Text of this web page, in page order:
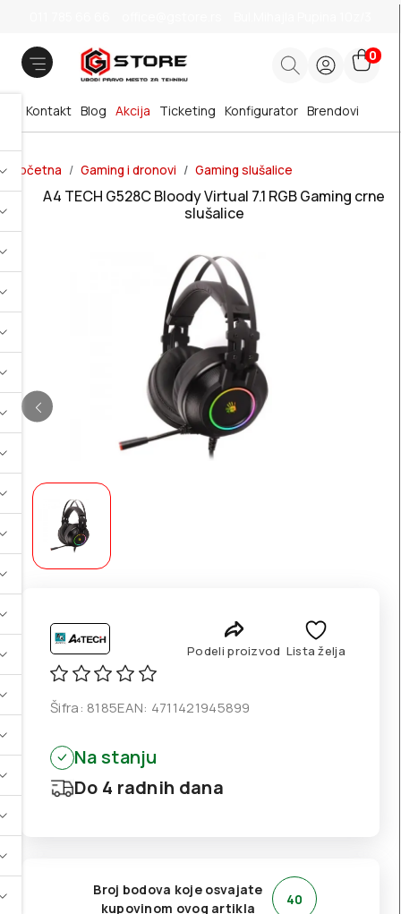
0
Brendovi
Blog Akcija
Kontakt Ticketing Konfigurator
Početna Gaming i dronovi Gaming slušalice
A4 TECH G528C Bloody Virtual 7.1 RGB Gaming crne
slušalice
Podeli proizvod Lista želja
Šifra: 8185EAN: 4711421945899
Na stanju
Do 4 radnih dana
Broj bodova koje osvajate
kupovinom ovog artikla
40